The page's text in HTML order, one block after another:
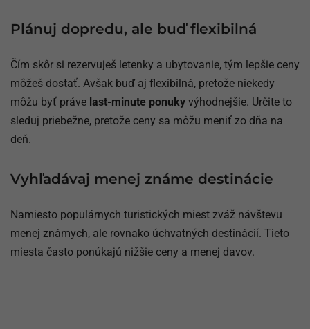
Plánuj dopredu, ale buď flexibilná
Čím skôr si rezervuješ letenky a ubytovanie, tým lepšie ceny
môžeš dostať. Avšak buď aj flexibilná, pretože niekedy
môžu byť práve last-minute ponuky výhodnejšie. Určite to
sleduj priebežne, pretože ceny sa môžu meniť zo dňa na
deň.
Vyhľadávaj menej známe destinácie
Namiesto populárnych turistických miest zváž návštevu
menej známych, ale rovnako úchvatných destinácií. Tieto
miesta často ponúkajú nižšie ceny a menej davov.